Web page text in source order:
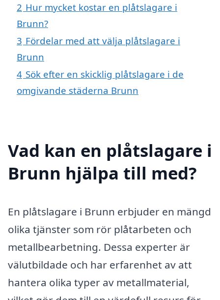
2 Hur mycket kostar en plåtslagare i
Brunn?
3 Fördelar med att välja plåtslagare i
Brunn
4 Sök efter en skicklig plåtslagare i de
omgivande städerna Brunn
Vad kan en plåtslagare i
Brunn hjälpa till med?
En plåtslagare i Brunn erbjuder en mängd
olika tjänster som rör plåtarbeten och
metallbearbetning. Dessa experter är
välutbildade och har erfarenhet av att
hantera olika typer av metallmaterial,